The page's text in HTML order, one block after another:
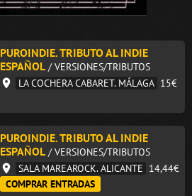
PUROINDIE. TRIBUTO AL INDIE
ESPAÑOL / VERSIONES/TRIBUTOS
LA COCHERA CABARET. MÁLAGA 15€
PUROINDIE. TRIBUTO AL INDIE
ESPAÑOL / VERSIONES/TRIBUTOS
SALA MAREAROCK. ALICANTE 14,44€
COMPRAR ENTRADAS